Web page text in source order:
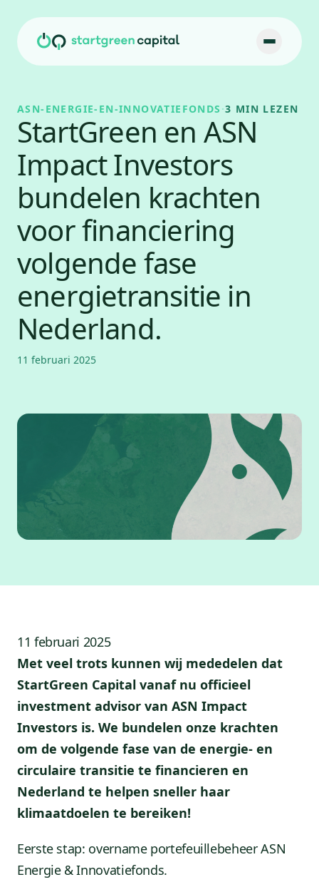
ASN-ENERGIE-EN-INNOVATIEFONDS ·3 MIN LEZEN
StartGreen en ASN
Impact Investors
bundelen krachten
voor financiering
volgende fase
energietransitie in
Nederland.
11 februari 2025
11 februari 2025
Met veel trots kunnen wij mededelen dat
StartGreen Capital vanaf nu officieel
investment advisor van ASN Impact
Investors is. We bundelen onze krachten
om de volgende fase van de energie- en
circulaire transitie te financieren en
Nederland te helpen sneller haar
klimaatdoelen te bereiken!
Eerste stap: overname portefeuillebeheer ASN
Energie & Innovatiefonds.